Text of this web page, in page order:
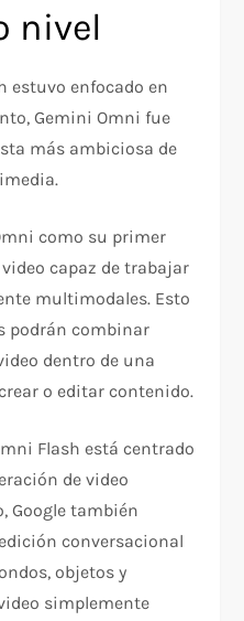
nivel
estuvo enfocado en
Gemini Omni fue
más ambiciosa de
como su primer
capaz de trabajar
multimodales. Esto
podrán combinar
dentro de una
o editar contenido.
Flash está centrado
de video
Google también
conversacional
objetos y
simplemente